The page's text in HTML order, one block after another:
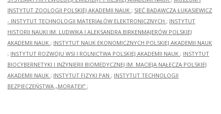
INSTYTUT ZOOLOGII POLSKIEJ AKADEMII NAUK ; SIEĆ BADAWCZA ŁUKASIEWICZ
- INSTYTUT TECHNOLOGII MATERIAŁÓW ELEKTRONICZNYCH ; INSTYTUT
HISTORII NAUKI IM. LUDWIKA I ALEKSANDRA BIRKENMAJERÓW POLSKIEJ
AKADEMII NAUK ; INSTYTUT NAUK EKONOMICZNYCH POLSKIEJ AKADEMII NAUK
; INSTYTUT ROZWOJU WSI I ROLNICTWA POLSKIEJ AKADEMII NAUK ; INSTYTUT
BIOCYBERNETYKI I INŻYNIERII BIOMEDYCZNEJ IM. MACIEJA NAŁĘCZA POLSKIEJ
AKADEMII NAUK ; INSTYTUT FIZYKI PAN ; INSTYTUT TECHNOLOGII
BEZPIECZEŃSTWA „MORATEX” ;